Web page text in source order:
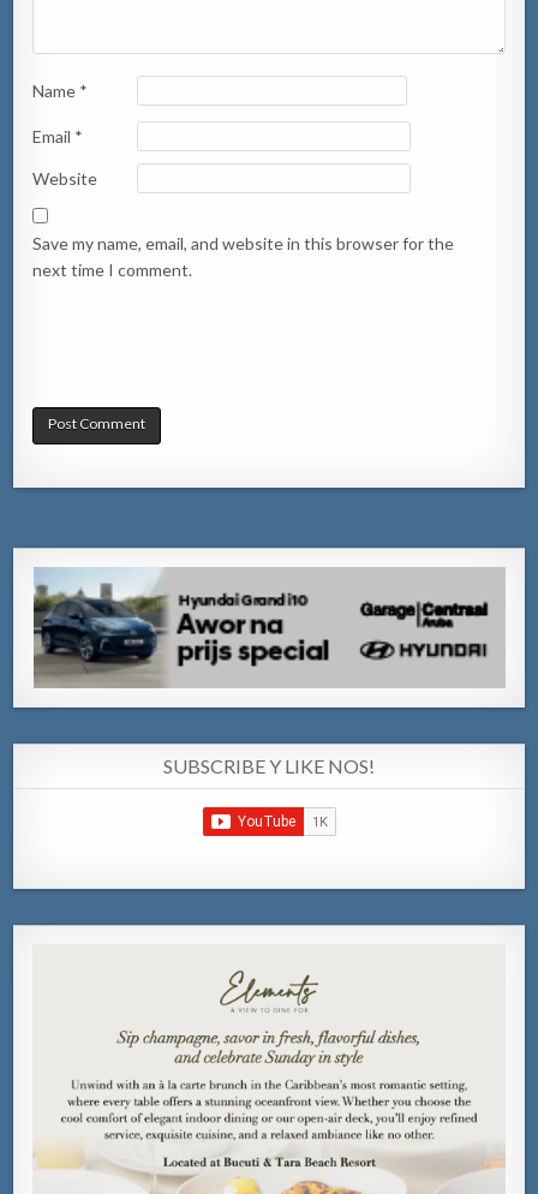
Name *
Email *
Website
Save my name, email, and website in this browser for the
next time I comment.
SUBSCRIBE Y LIKE NOS!